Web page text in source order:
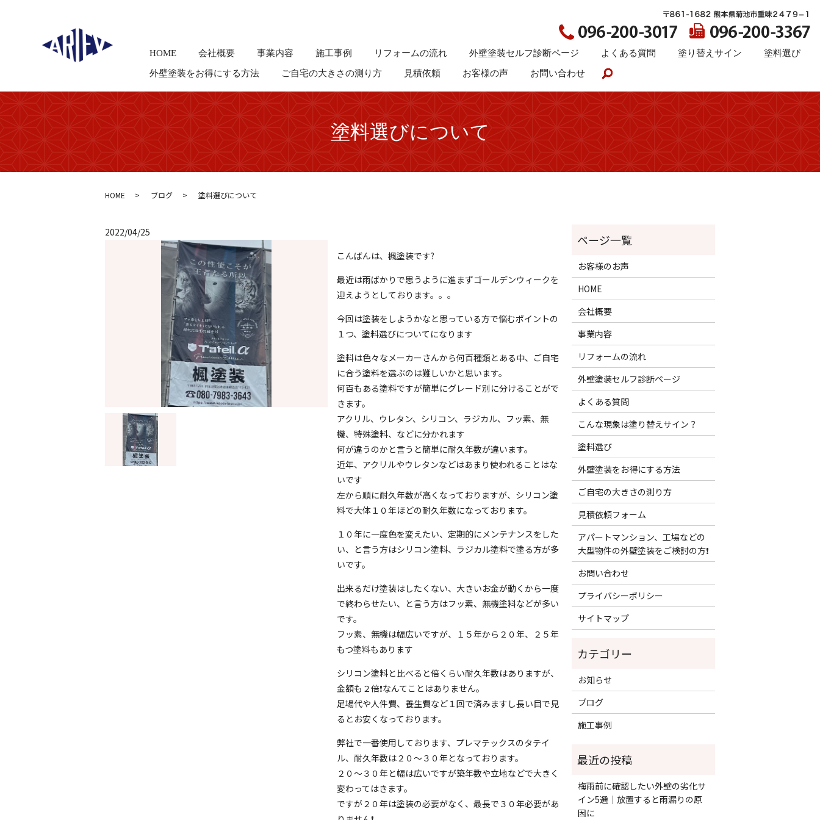
HOME 会社概要 事業内容 施工事例 リフォームの流れ 外壁塗装セルフ診断ページ よくある質問 塗り替えサイン 塗料選び
外壁塗装をお得にする方法 ご自宅の大きさの測り方 見積依頼 お客様の声 お問い合わせ search
塗料選びについて
HOME ブログ 塗料選びについて
2022/04/25
こんばんは、楓塗装です?
最近は雨ばかりで思うように進まずゴールデンウィークを
迎えようとしております。。。
今回は塗装をしようかなと思っている方で悩むポイントの
１つ、塗料選びについてになります
塗料は色々なメーカーさんから何百種類とある中、ご自宅
に合う塗料を選ぶのは難しいかと思います。
何百もある塗料ですが簡単にグレード別に分けることがで
きます。
アクリル、ウレタン、シリコン、ラジカル、フッ素、無
機、特殊塗料、などに分かれます
何が違うのかと言うと簡単に耐久年数が違います。
近年、アクリルやウレタンなどはあまり使われることはな
いです
左から順に耐久年数が高くなっておりますが、シリコン塗
料で大体１０年ほどの耐久年数になっております。
１０年に一度色を変えたい、定期的にメンテナンスをした
い、と言う方はシリコン塗料、ラジカル塗料で塗る方が多
いです。
出来るだけ塗装はしたくない、大きいお金が動くから一度
で終わらせたい、と言う方はフッ素、無機塗料などが多い
です。
フッ素、無機は幅広いですが、１５年から２０年、２５年
もつ塗料もあります
シリコン塗料と比べると倍くらい耐久年数はありますが、
金額も２倍❗️なんてことはありません。
足場代や人件費、養生費など１回で済みますし長い目で見
るとお安くなっております。
弊社で一番使用しております、プレマテックスのタテイ
ル、耐久年数は２０〜３０年となっております。
２０〜３０年と幅は広いですが築年数や立地などで大きく
変わってはきます。
ですが２０年は塗装の必要がなく、最長で３０年必要があ
お客様のお声
HOME
会社概要
事業内容
リフォームの流れ
外壁塗装セルフ診断ページ
よくある質問
こんな現象は塗り替えサイン？
塗料選び
外壁塗装をお得にする方法
ご自宅の大きさの測り方
見積依頼フォーム
アパートマンション、工場などの
大型物件の外壁塗装をご検討の方❗️
お問い合わせ
プライバシーポリシー
サイトマップ
お知らせ
ブログ
施工事例
梅雨前に確認したい外壁の劣化サ
イン5選｜放置すると雨漏りの原
因に